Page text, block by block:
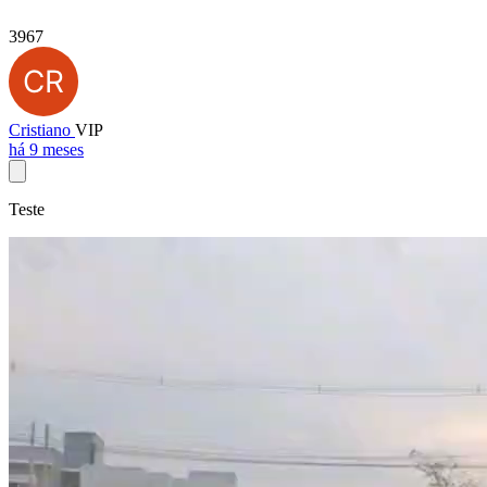
3967
Cristiano VIP
há 9 meses
Teste